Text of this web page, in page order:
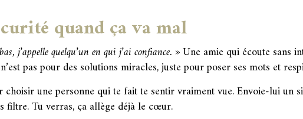
quand ça va mal
j’appelle quelqu’un en qui j’ai confiance. »Une amie qui écoute sans
pas pour des solutions miracles, juste pour poser ses mots et
une personne qui te fait te sentir vraiment vue. Envoie-lui un
filtre. Tu verras, ça allège déjà le cœur.